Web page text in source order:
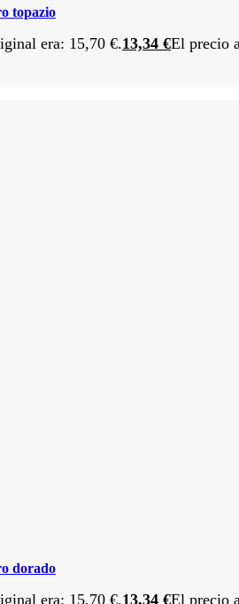
topazio
era: 15,70 €.13,34 €El precio
dorado
era: 15,70 €.13,34 €El precio